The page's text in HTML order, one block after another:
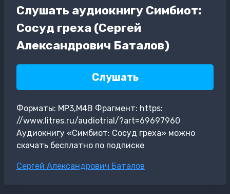
Слушать аудиокнигу Симбиот:
Сосуд греха (Сергей
Александрович Баталов)
Слушать
Форматы: MP3,M4B Фрагмент: https:
//www.litres.ru/audiotrial/?art=69697960
Аудиокнигу «Симбиот: Сосуд греха» можно
скачать бесплатно по подписке
Метки
Сергей Александрович Баталов